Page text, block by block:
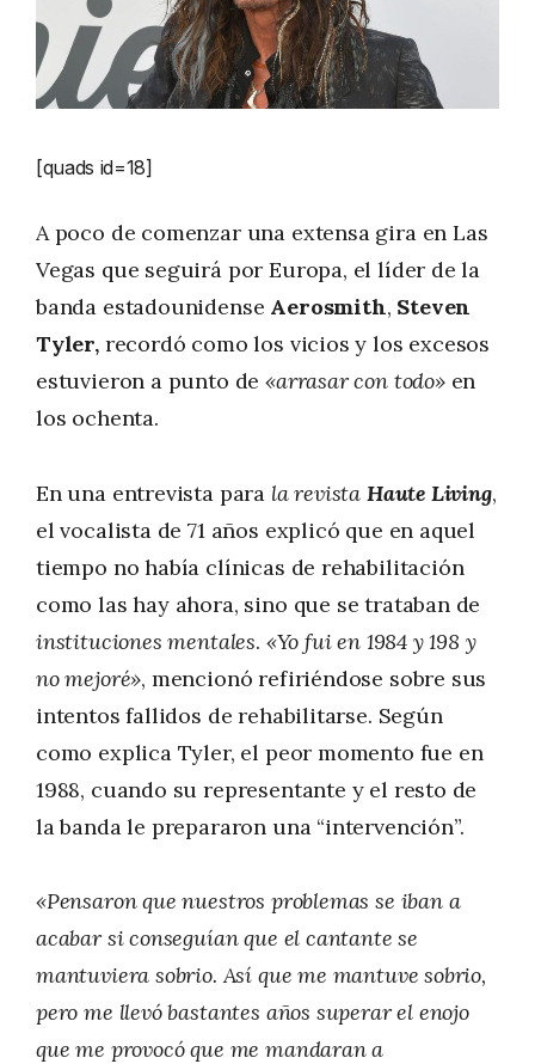
[quads id=18]
A poco de comenzar una extensa gira en Las
Vegas que seguirá por Europa, el líder de la
banda estadounidense Aerosmith, Steven
Tyler,recordó como los vicios y los excesos
estuvieron a punto de«arrasar con todo»en
los ochenta.
En una entrevista para la revista Haute Living,
el vocalista de 71 años explicó que en aquel
tiempo no había clínicas de rehabilitación
como las hay ahora, sino que se trataban de
instituciones mentales. «Yo fui en 1984 y 198 y
no mejoré», mencionó refiriéndose sobre sus
intentos fallidos de rehabilitarse. Según
como explica Tyler, el peor momento fue en
1988, cuando su representante y el resto de
la banda le prepararon una “intervención”.
«Pensaron que nuestros problemas se iban a
acabar si conseguían que el cantante se
mantuviera sobrio. Así que me mantuve sobrio,
pero me llevó bastantes años superar el enojo
que me provocó que me mandaran a